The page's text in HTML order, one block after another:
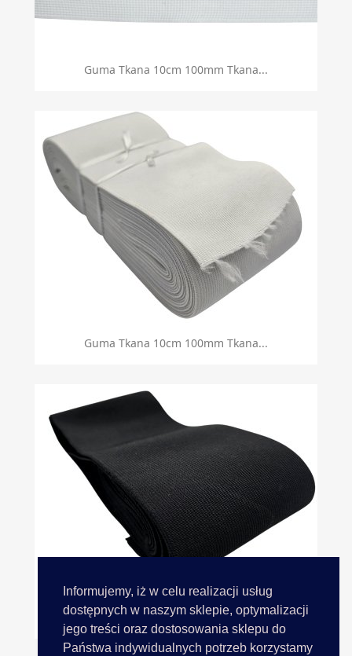
Informujemy, iż w celu realizacji usług
dostępnych w naszym sklepie, optymalizacji
jego treści oraz dostosowania sklepu do
Państwa indywidualnych potrzeb korzystamy
Guma Tkana 10cm 100mm Tkana...
Guma Tkana 10cm 100mm Tkana...
Guma Tkana 10cm 100mm Tkana...